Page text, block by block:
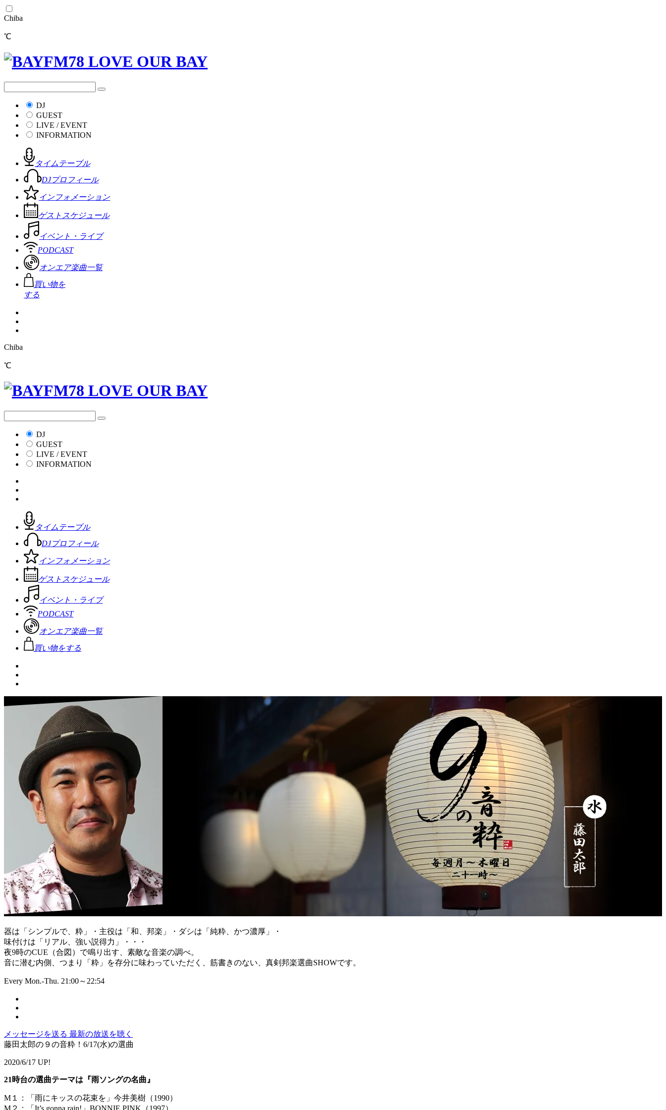
Chiba
℃
DJ
GUEST
LIVE / EVENT
INFORMATION
タイムテーブル
DJプロフィール
インフォメーション
ゲストスケジュール
イベント・ライブ
PODCAST
オンエア楽曲一覧
買い物を
する
Chiba
℃
DJ
GUEST
LIVE / EVENT
INFORMATION
タイムテーブル
DJプロフィール
インフォメーション
ゲストスケジュール
イベント・ライブ
PODCAST
オンエア楽曲一覧
買い物をする
器は「シンプルで、粋」・主役は「和、邦楽」・ダシは「純粋、かつ濃厚」・
味付けは「リアル、強い説得力」・・・
夜9時のCUE（合図）で鳴り出す、素敵な音楽の調べ。
音に潜む内側、つまり「粋」を存分に味わっていただく、筋書きのない、真剣邦楽選曲SHOWです。
Every Mon.-Thu. 21:00～22:54
メッセージを送る 最新の放送を聴く
藤田太郎の９の音粋！6/17(水)の選曲
2020/6/17 UP!
21時台の選曲テーマは『雨ソングの名曲』
M１：「雨にキッスの花束を」今井美樹（1990）